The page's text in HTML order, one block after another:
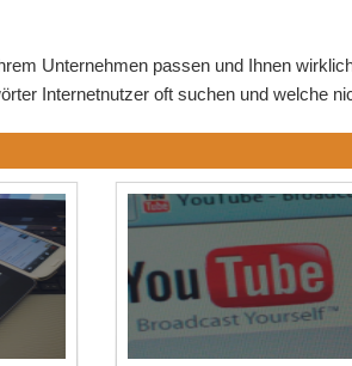
Unternehmen passen und Ihnen
Internetnutzer oft suchen und welche